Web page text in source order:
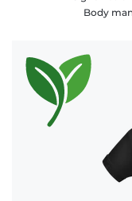
Body